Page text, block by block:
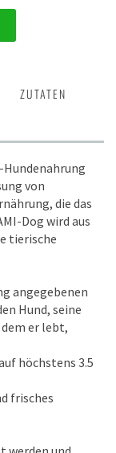
ZUTATEN
Hundenahrung
von
die das
Dog wird aus
tierische
angegebenen
Hund, seine
er lebt,
höchstens 3.5
frisches